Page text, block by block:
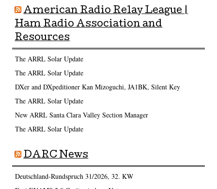
American Radio Relay League |
Ham Radio Association and
Resources
The ARRL Solar Update
The ARRL Solar Update
DXer and DXpeditioner Kan Mizoguchi, JA1BK, Silent Key
The ARRL Solar Update
New ARRL Santa Clara Valley Section Manager
The ARRL Solar Update
DARC News
Deutschland-Rundspruch 31/2026, 32. KW